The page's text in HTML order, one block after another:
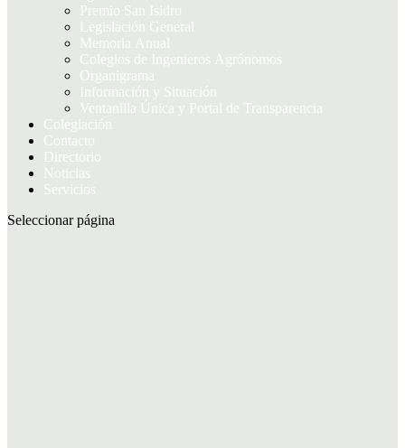
Premio San Isidro
Legislación General
Memoria Anual
Colegios de Ingenieros Agrónomos
Organigrama
Información y Situación
Ventanilla Única y Portal de Transparencia
Colegiación
Contacto
Directorio
Noticias
Servicios
Seleccionar página